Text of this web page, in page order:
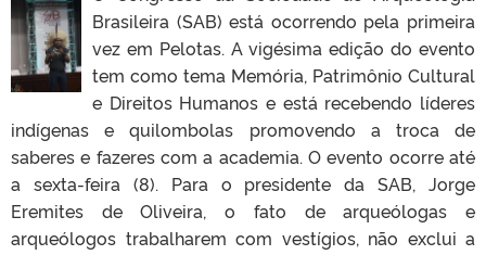
Brasileira (SAB) está ocorrendo pela primeira
vez em Pelotas. A vigésima edição do evento
tem como tema Memória, Patrimônio Cultural
e Direitos Humanos e está recebendo líderes
indígenas e quilombolas promovendo a troca de
saberes e fazeres com a academia. O evento ocorre até
a sexta-feira (8). Para o presidente da SAB, Jorge
Eremites de Oliveira, o fato de arqueólogas e
arqueólogos trabalharem com vestígios, não exclui a